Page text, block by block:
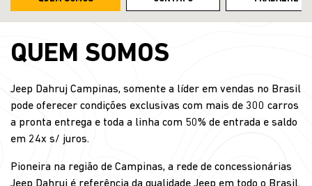
QUEM SOMOS
Jeep Dahruj Campinas, somente a líder em vendas no Brasil
pode oferecer condições exclusivas com mais de 300 carros
a pronta entrega e toda a linha com 50% de entrada e saldo
em 24x s/ juros.
Pioneira na região de Campinas, a rede de concessionárias
Jeep Dahruj é referência da qualidade Jeep em todo o Brasil.